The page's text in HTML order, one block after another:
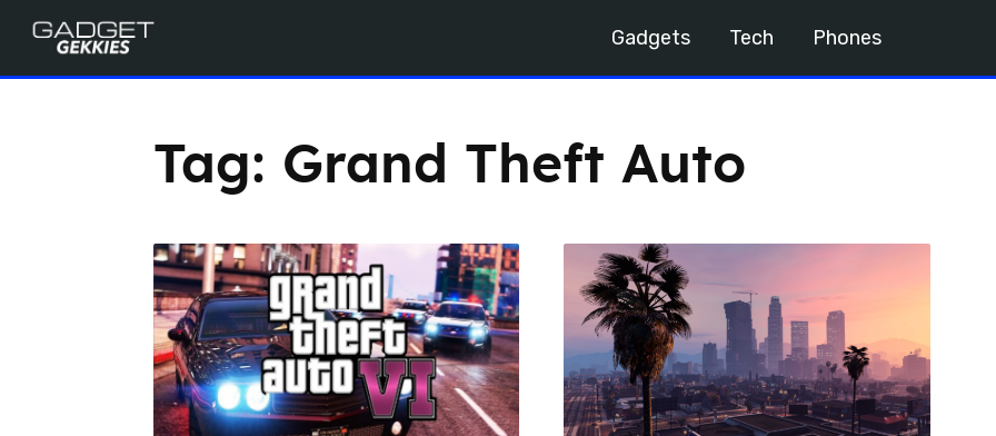
Gadgets Tech Phones
Tag: Grand Theft Auto